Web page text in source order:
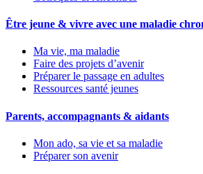
Être jeune & vivre avec une maladie
Ma vie, ma maladie
Faire des projets d’avenir
Préparer le passage en adultes
Ressources santé jeunes
Parents, accompagnants & aidants
Mon ado, sa vie et sa maladie
Préparer son avenir